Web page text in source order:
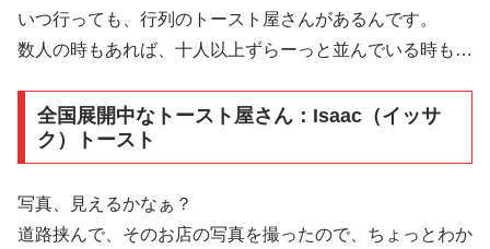
いつ行っても、行列のトースト屋さんがあるんです。
数人の時もあれば、十人以上ずらーっと並んでいる時も…
全国展開中なトースト屋さん：Isaac（イッサ
ク）トースト
写真、見えるかなぁ？
道路挟んで、そのお店の写真を撮ったので、ちょっとわか